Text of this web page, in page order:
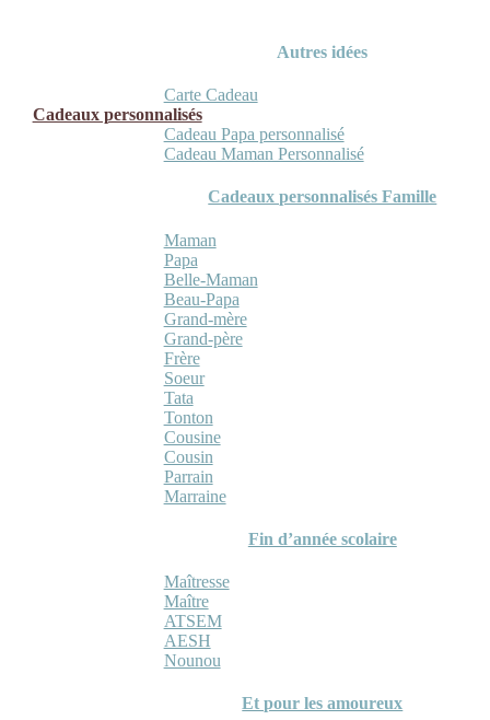
Autres idées
Carte Cadeau
Cadeaux personnalisés
Cadeau Papa personnalisé
Cadeau Maman Personnalisé
Cadeaux personnalisés Famille
Maman
Papa
Belle-Maman
Beau-Papa
Grand-mère
Grand-père
Frère
Soeur
Tata
Tonton
Cousine
Cousin
Parrain
Marraine
Fin d’année scolaire
Maîtresse
Maître
ATSEM
AESH
Nounou
Et pour les amoureux